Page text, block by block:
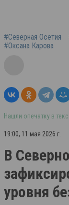
#Северная Осетия
#Оксана Карова
Нашли опечатку в
19:00, 11 мая 2026 г.
В
уровня